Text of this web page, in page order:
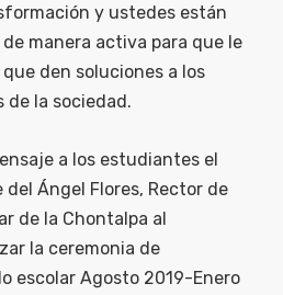
y ustedes están
manera activa para que le
den soluciones a los
de la sociedad.
a los estudiantes el
Ángel Flores, Rector de
de la Chontalpa al
la ceremonia de
escolar Agosto 2019-Enero